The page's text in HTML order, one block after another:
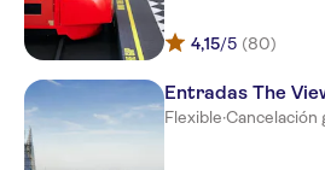
Golden Tours - Stop 1 Bulleid
Way Victoria Departure Point
Wellington Hotel by Blue
Travelodge London Farringdon
4,15/5 (80)
Entradas The
Flexible·Cancelación